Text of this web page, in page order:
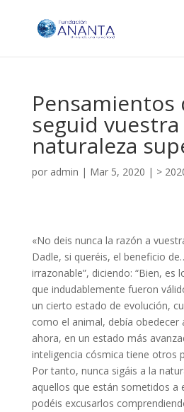
Pensamientos
seguid vuestra
naturaleza
por admin | Mar 5, 2020 | >
«No deis nunca la razón a
Dadle, si queréis, el beneficio
irrazonable”, diciendo: “Bien, es
que indudablemente fueron
un cierto estado de evolución,
como el animal, debía obedecer
ahora, en un estado más
inteligencia cósmica tiene otros
Por tanto, nunca sigáis a la
aquellos que están sometidos a
podéis excusarlos